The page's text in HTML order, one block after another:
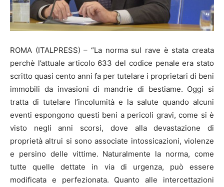
ROMA (ITALPRESS) – “La norma sul rave è stata creata
perchè l’attuale articolo 633 del codice penale era stato
scritto quasi cento anni fa per tutelare i proprietari di beni
immobili da invasioni di mandrie di bestiame. Oggi si
tratta di tutelare l’incolumità e la salute quando alcuni
eventi espongono questi beni a pericoli gravi, come si è
visto negli anni scorsi, dove alla devastazione di
proprietà altrui si sono associate intossicazioni, violenze
e persino delle vittime. Naturalmente la norma, come
tutte quelle dettate in via di urgenza, può essere
modificata e perfezionata. Quanto alle intercettazioni